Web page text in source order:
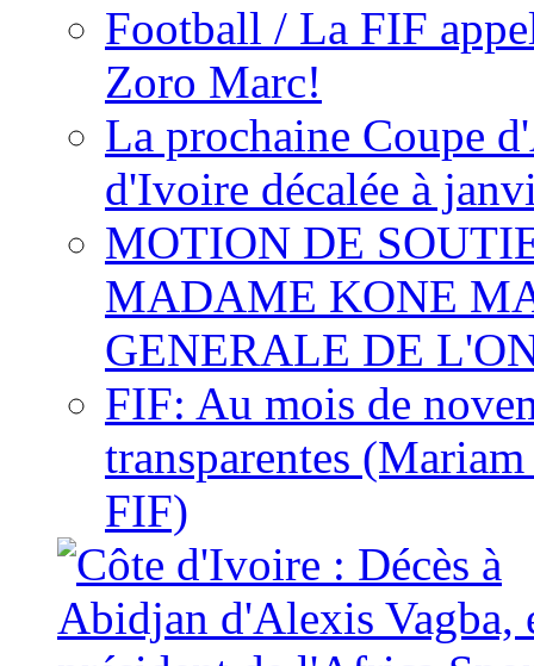
Football / La FIF
Zoro Marc!
La prochaine Coupe
d'Ivoire décalée à
MOTION DE
MADAME KONE
GENERALE DE
FIF: Au mois de
transparentes
FIF)